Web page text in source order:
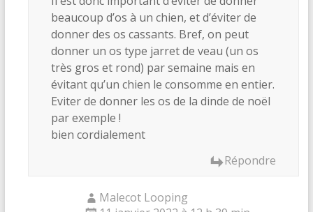
beaucoup d’os à un chien, et d’éviter de
donner des os cassants. Bref, on peut
donner un os type jarret de veau (un os
très gros et rond) par semaine mais en
évitant qu’un chien le consomme en entier.
Eviter de donner les os de la dinde de noël
par exemple !
bien cordialement
Répondre
Malecot Looping